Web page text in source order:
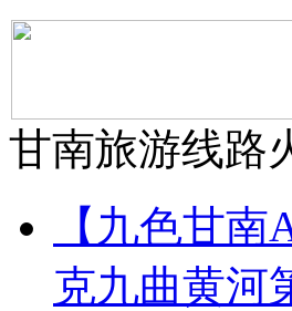
甘南旅游线路
【九色甘
克九曲黄河